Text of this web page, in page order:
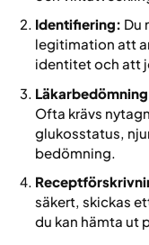
Identifiering: Du
legitimation att
identitet och att
Ofta krävs
glukosstatus,
bedömning.
säkert, skickas
du kan hämta ut